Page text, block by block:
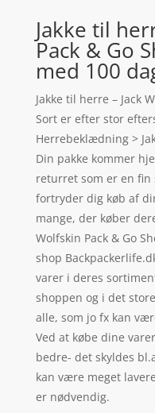
Jakke til
Pack & Go
med 100
Jakke til herre – Jack
Sort er efter stor
Herrebeklædning >
Din pakke kommer
returret som er en
fortryder dig køb af
mange, der køber
Wolfskin Pack & Go
shop
varer i deres
shoppen og i det
alle, som jo fx kan
Ved at købe dine
bedre- det skyldes
kan være meget
er nødvendig.